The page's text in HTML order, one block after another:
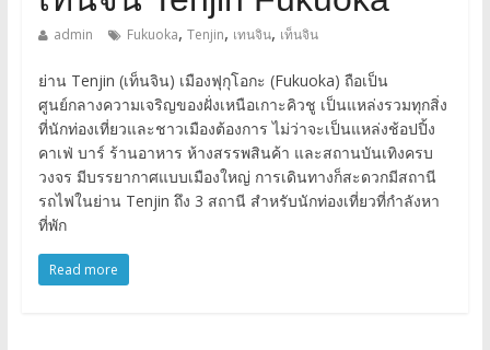
admin Fukuoka, Tenjin, เทนจิน, เท็นจิน
ย่าน Tenjin (เท็นจิน) เมืองฟุกุโอกะ (Fukuoka) ถือเป็น
ศูนย์กลางความเจริญของฝั่งเหนือเกาะคิวชู เป็นแหล่งรวมทุกสิ่ง
ที่นักท่องเที่ยวและชาวเมืองต้องการ ไม่ว่าจะเป็นแหล่งช้อปปิ้ง
คาเฟ่ บาร์ ร้านอาหาร ห้างสรรพสินค้า และสถานบันเทิงครบ
วงจร มีบรรยากาศแบบเมืองใหญ่ การเดินทางก็สะดวกมีสถานี
รถไฟในย่าน Tenjin ถึง 3 สถานี สำหรับนักท่องเที่ยวที่กำลังหา
ที่พัก
Read more